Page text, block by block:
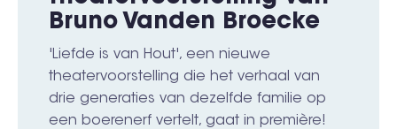
Bruno Vanden Broecke
'Liefde is van Hout', een nieuwe
theatervoorstelling die het verhaal van
drie generaties van dezelfde familie op
een boerenerf vertelt, gaat in première!